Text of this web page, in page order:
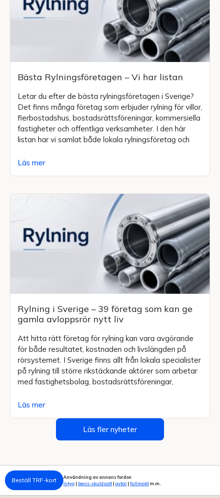
Bästa Rylningsföretagen – Vi har listan
Letar du efter de bästa rylningsföretagen i Sverige?
Det finns många företag som erbjuder rylning för villor,
flerbostadshus, bostadsrättsföreningar, kommersiella
fastigheter och offentliga verksamheter. I den här
listan har vi samlat både lokala rylningsföretag och
Läs mer
Rylning i Sverige – 39 företag som kan ge
gamla avloppsrör nytt liv
Att hitta rätt företag för rylning kan vara avgörande
för både resultatet, kostnaden och livslängden på
rörsystemet. I Sverige finns allt från lokala specialister
på rylning till större rikstäckande aktörer som arbetar
med fastighetsbolag, bostadsrättsföreningar,
Läs mer
Läs fler nyheter
Beställ TRF-kort
Användning av annans fordon
Intyg | bevis-skuldsatt| avtal | fullmaktm.m.